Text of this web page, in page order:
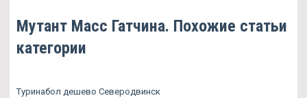
Мутант Масс Гатчина. Похожие статьи
категории
Туринабол дешево Северодвинск